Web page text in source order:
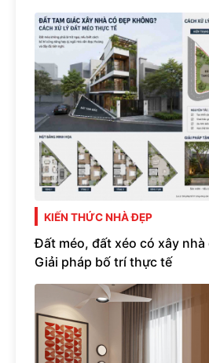
KIẾN THỨC NHÀ ĐẸP
Đất méo, đất xéo có xây
Giải pháp bố trí thực tế